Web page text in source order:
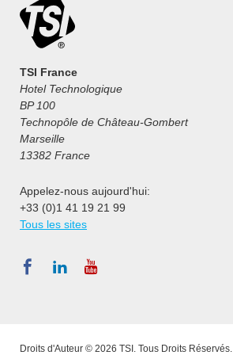
TSI France
Hotel Technologique
BP 100
Technopôle de Château-Gombert
Marseille
13382 France
Appelez-nous aujourd'hui:
+33 (0)1 41 19 21 99
Tous les sites
Droits d'Auteur © 2026 TSI. Tous Droits Réservés.